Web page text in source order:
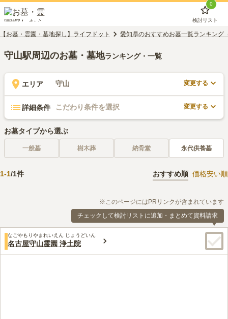
0
検討リスト
【お墓・霊園・墓地探し】ライフドット 愛知県のおすすめお墓一覧ランキング
守山駅周辺のお墓・墓地ランキング・一覧
エリア 守山 変更する
詳細条件 こだわり条件を選択 変更する
お墓タイプから選ぶ
一般墓 樹木葬 納骨堂 永代供養墓
1-1/1件 おすすめ順 価格安い順
※このページにはPRリンクが含まれています
チェックして検討リストに追加・まとめて資料請求
なごやもりやまれいえん じょうどいん
名古屋守山霊園 浄土院